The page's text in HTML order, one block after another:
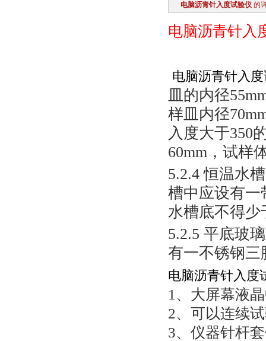
电脑沥青针入度试验仪 的
电脑沥青针入
电脑沥青针入
皿的内径
样皿内径
入度大于350
60mm，试样
5.2.4 恒温水
槽中应设有一
水槽底不得少
5.2.5 平底玻
有一不锈钢三
电脑沥青针入度
1 、大屏幕液
2、可以连续
3、仪器针杆